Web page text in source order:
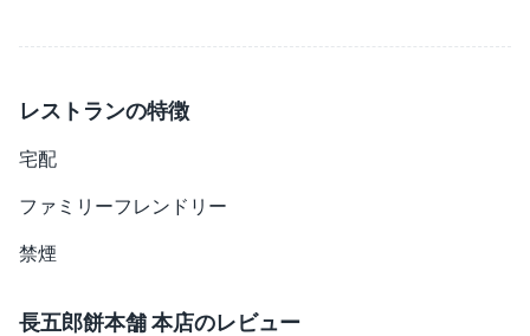
レストランの特徴
宅配
ファミリーフレンドリー
禁煙
長五郎餅本舗 本店のレビュー